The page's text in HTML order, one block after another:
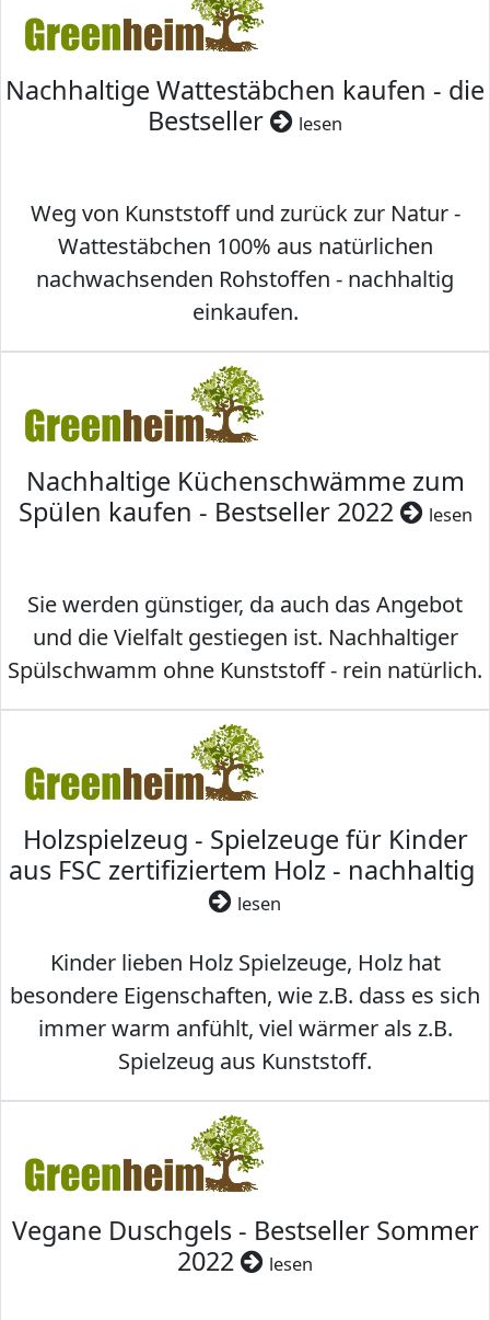
Nachhaltige Wattestäbchen kaufen - die
Bestseller
lesen
Weg von Kunststoff und zurück zur Natur -
Wattestäbchen 100% aus natürlichen
nachwachsenden Rohstoffen - nachhaltig
einkaufen.
Nachhaltige Küchenschwämme zum
Spülen kaufen - Bestseller 2022
lesen
Sie werden günstiger, da auch das Angebot
und die Vielfalt gestiegen ist. Nachhaltiger
Spülschwamm ohne Kunststoff - rein natürlich.
Holzspielzeug - Spielzeuge für Kinder
aus FSC zertifiziertem Holz - nachhaltig
lesen
Kinder lieben Holz Spielzeuge, Holz hat
besondere Eigenschaften, wie z.B. dass es sich
immer warm anfühlt, viel wärmer als z.B.
Spielzeug aus Kunststoff.
Vegane Duschgels - Bestseller Sommer
2022
lesen